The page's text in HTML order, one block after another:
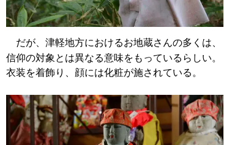
だが、津軽地方におけるお地蔵さんの多くは、
信仰の対象とは異なる意味をもっているらしい。
衣装を着飾り、顔には化粧が施されている。